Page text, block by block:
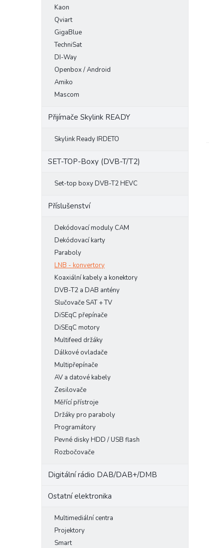
Kaon
Qviart
GigaBlue
TechniSat
DI-Way
Openbox / Android
Amiko
Mascom
Přijímače Skylink READY
Skylink Ready IRDETO
SET-TOP-Boxy (DVB-T/T2)
Set-top boxy DVB-T2 HEVC
Příslušenství
Dekódovací moduly CAM
Dekódovací karty
Paraboly
LNB - konvertory
Koaxiální kabely a konektory
DVB-T2 a DAB antény
Slučovače SAT + TV
DiSEqC přepínače
DiSEqC motory
Multifeed držáky
Dálkové ovladače
Multipřepínače
AV a datové kabely
Zesilovače
Měřící přístroje
Držáky pro paraboly
Programátory
Pevné disky HDD / USB flash
Rozbočovače
Digitální rádio DAB/DAB+/DMB
Ostatní elektronika
Multimediální centra
Projektory
Smart